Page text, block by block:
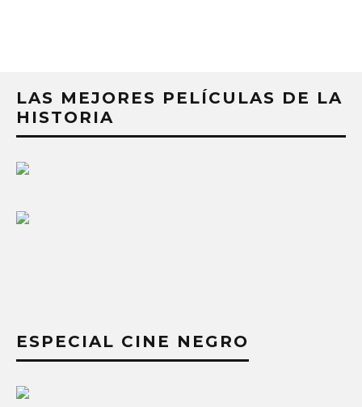
LAS MEJORES PELÍCULAS DE LA
HISTORIA
ESPECIAL CINE NEGRO